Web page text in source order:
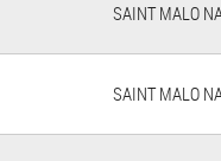
SAINT MALO
SAINT MALO